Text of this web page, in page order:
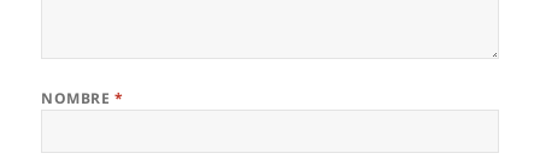
NOMBRE *